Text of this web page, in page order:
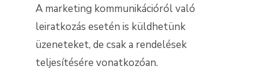
A marketing kommunikációról való
leiratkozás esetén is küldhetünk
üzeneteket, de csak a rendelések
teljesítésére vonatkozóan.